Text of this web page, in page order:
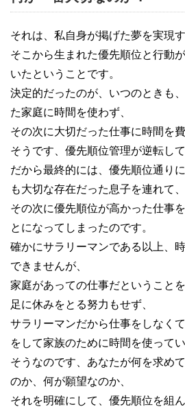
それは、私自身が掲げた夢を実現
そこから生まれた優先順位と行動
いたということです。
決定的だったのが、いつのときも
た家庭に時間を使わず、
その次に大切だった仕事に時間を
そうです、優先順位管理が逆転して
だから最終的には、優先順位通り
も大切な存在だった息子を連れて、
その次に優先順位が高かった仕事
とになってしまったのです。
確かにサラリーマンである以上、
できませんが、
家庭があっての仕事だということ
足に休みをとる努力もせず、
サラリーマンだから仕事をしなく
をして家族のために時間を使って
そうなのです、あなたが何を求め
のか、何が願望なのか、
それを明確にして、優先順位を組